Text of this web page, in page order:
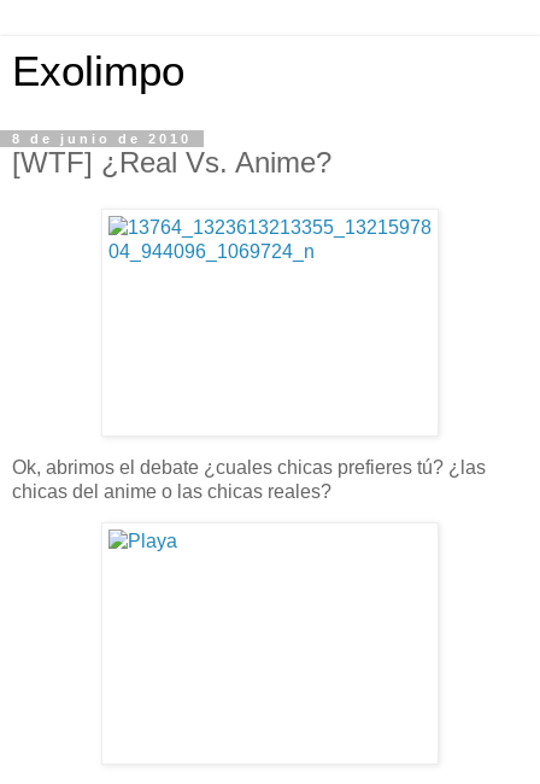
Exolimpo
8 de junio de 2010
[WTF] ¿Real Vs. Anime?
Ok, abrimos el debate ¿cuales chicas prefieres tú? ¿las
chicas del anime o las chicas reales?